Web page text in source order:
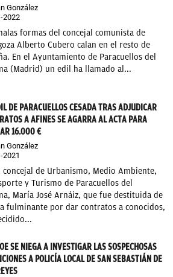
González
2022
formas del concejal comunista de
Alberto Cubero calan en el resto de
En el Ayuntamiento de Paracuellos del
(Madrid) un edil ha llamado al...
DE PARACUELLOS CESADA TRAS ADJUDICAR
A AFINES SE AGARRA AL ACTA PARA
16.000 €
González
2021
concejal de Urbanismo, Medio Ambiente,
y Turismo de Paracuellos del
María José Arnáiz, que fue destituida de
fulminante por dar contratos a conocidos,
SE NIEGA A INVESTIGAR LAS SOSPECHOSAS
A POLICÍA LOCAL DE SAN SEBASTIÁN DE